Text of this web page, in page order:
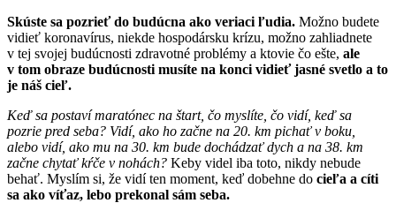
Skúste sa pozrieť do budúcna ako veriaci ľudia. Možno budete
vidieť koronavírus, niekde hospodársku krízu, možno zahliadnete
v tej svojej budúcnosti zdravotné problémy a ktovie čo ešte, ale
v tom obraze budúcnosti musíte na konci vidieť jasné svetlo a to
je náš cieľ.
Keď sa postaví maratónec na štart, čo myslíte, čo vidí, keď sa
pozrie pred seba? Vidí, ako ho začne na 20. km pichať v boku,
alebo vidí, ako mu na 30. km bude dochádzať dych a na 38. km
začne chytať kŕče v nohách? Keby videl iba toto, nikdy nebude
behať. Myslím si, že vidí ten moment, keď dobehne do cieľa a cíti
sa ako víťaz, lebo prekonal sám seba.